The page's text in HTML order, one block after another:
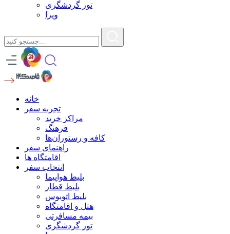
تور گردشگری
ویزا
خانه
تجربه سفر
مراکز خرید
فرهنگ
کافه و رستوران‌ها
راهنمای سفر
اقامتگاه ها
انتخاب سفر
بلیط هواپیما
بلیط قطار
بلیط اتوبوس
هتل و اقامتگاه
بیمه مسافرتی
تور گردشگری